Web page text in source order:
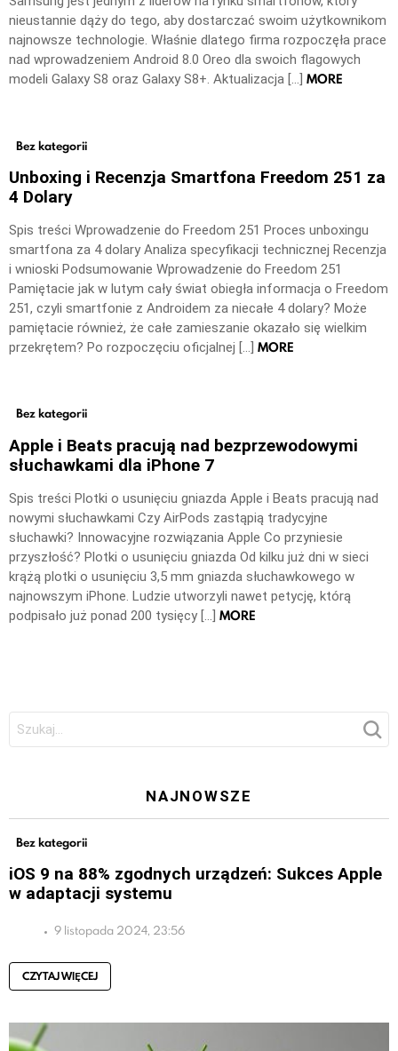
nieustannie dąży do tego, aby dostarczać swoim użytkownikom
najnowsze technologie. Właśnie dlatego firma rozpoczęła prace
nad wprowadzeniem Android 8.0 Oreo dla swoich flagowych
modeli Galaxy S8 oraz Galaxy S8+. Aktualizacja […] MORE
Bez kategorii
Unboxing i Recenzja Smartfona Freedom 251 za
4 Dolary
Spis treści Wprowadzenie do Freedom 251 Proces unboxingu
smartfona za 4 dolary Analiza specyfikacji technicznej Recenzja
i wnioski Podsumowanie Wprowadzenie do Freedom 251
Pamiętacie jak w lutym cały świat obiegła informacja o Freedom
251, czyli smartfonie z Androidem za niecałe 4 dolary? Może
pamiętacie również, że całe zamieszanie okazało się wielkim
przekrętem? Po rozpoczęciu oficjalnej […] MORE
Bez kategorii
Apple i Beats pracują nad bezprzewodowymi
słuchawkami dla iPhone 7
Spis treści Plotki o usunięciu gniazda Apple i Beats pracują nad
nowymi słuchawkami Czy AirPods zastąpią tradycyjne
słuchawki? Innowacyjne rozwiązania Apple Co przyniesie
przyszłość? Plotki o usunięciu gniazda Od kilku już dni w sieci
krążą plotki o usunięciu 3,5 mm gniazda słuchawkowego w
najnowszym iPhone. Ludzie utworzyli nawet petycję, którą
podpisało już ponad 200 tysięcy […] MORE
Szukaj:
NAJNOWSZE
Bez kategorii
iOS 9 na 88% zgodnych urządzeń: Sukces Apple
w adaptacji systemu
9 listopada 2024, 23:56
CZYTAJ WIĘCEJ